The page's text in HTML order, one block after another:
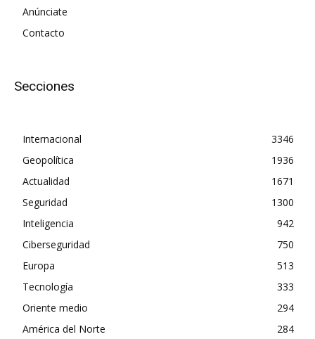
Anúnciate
Contacto
Secciones
Internacional
3346
Geopolítica
1936
Actualidad
1671
Seguridad
1300
Inteligencia
942
Ciberseguridad
750
Europa
513
Tecnología
333
Oriente medio
294
América del Norte
284